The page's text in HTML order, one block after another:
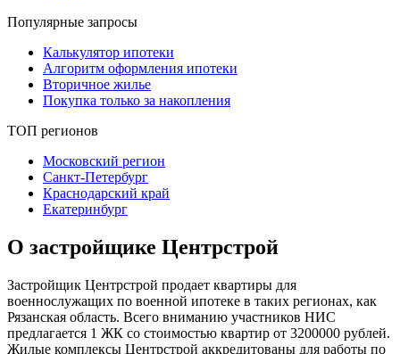
Популярные запросы
Калькулятор ипотеки
Алгоритм оформления ипотеки
Вторичное жилье
Покупка только за накопления
ТОП регионов
Московский регион
Санкт-Петербург
Краснодарский край
Екатеринбург
О застройщике Центрстрой
Застройщик Центрстрой продает квартиры для
военнослужащих по военной ипотеке в таких регионах, как
Рязанская область. Всего вниманию участников НИС
предлагается 1 ЖК со стоимостью квартир от 3200000 рублей.
Жилые комплексы Центрстрой аккредитованы для работы по